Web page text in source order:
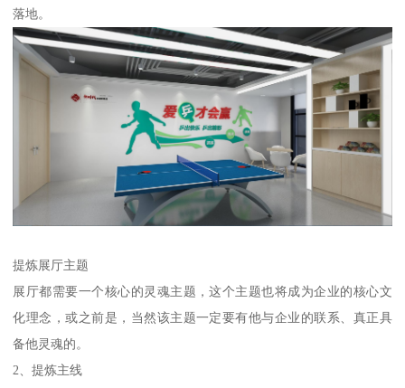
落地。
提炼展厅主题
展厅都需要一个核心的灵魂主题，这个主题也将成为企业的核心文
化理念，或之前是，当然该主题一定要有他与企业的联系、真正具
备他灵魂的。
2、提炼主线